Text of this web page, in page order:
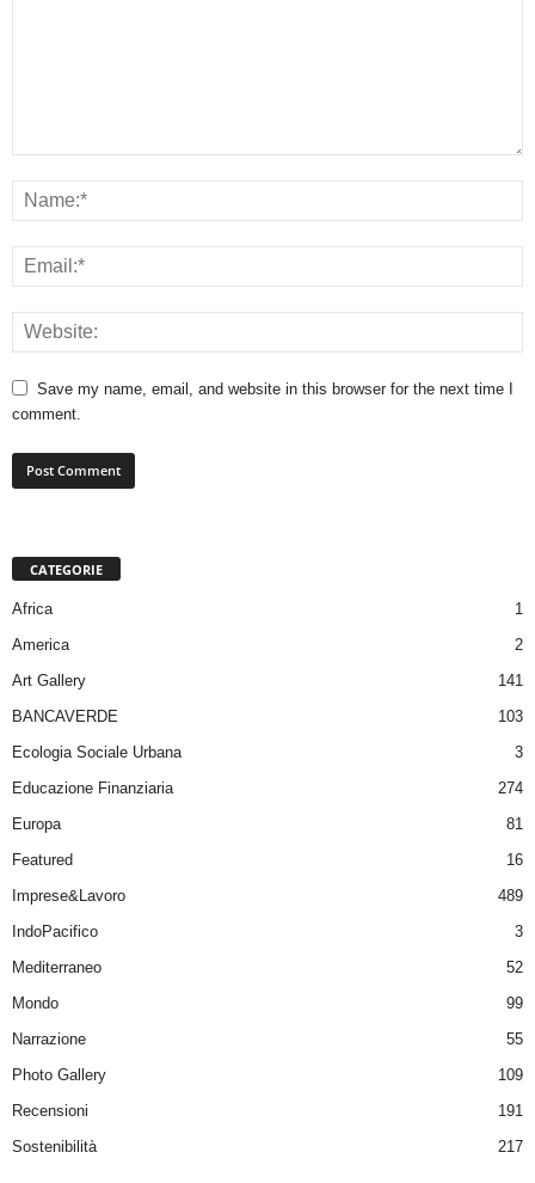
Save my name, email, and website in this browser for the next time I
comment.
CATEGORIE
Africa
1
America
2
Art Gallery
141
BANCAVERDE
103
Ecologia Sociale Urbana
3
Educazione Finanziaria
274
Europa
81
Featured
16
Imprese&Lavoro
489
IndoPacifico
3
Mediterraneo
52
Mondo
99
Narrazione
55
Photo Gallery
109
Recensioni
191
Sostenibilità
217